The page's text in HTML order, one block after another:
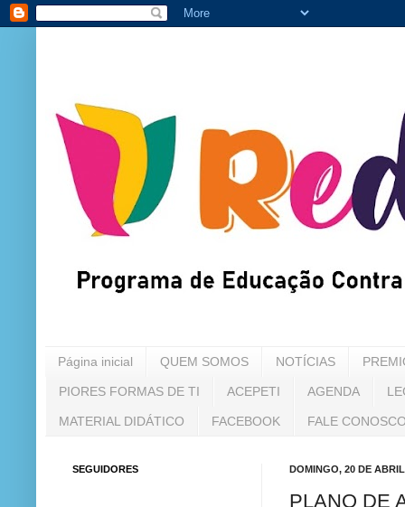
Página inicial QUEM SOMOS NOTÍCIAS
PIORES FORMAS DE TI ACEPETI AGENDA
MATERIAL DIDÁTICO FACEBOOK FALE
DOMINGO, 20 DE
PLANO DE
SEGUIDORES